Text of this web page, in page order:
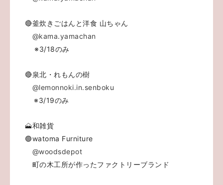
🔴釜炊きごはんと洋食 山ちゃん
@kama.yamachan
※3/18のみ
🔴泉北・れもんの樹
@lemonnoki.in.senboku
※3/19のみ
🗻和雑貨
🟢watoma Furniture
@woodsdepot
町の木工所が作ったファクトリーブランド